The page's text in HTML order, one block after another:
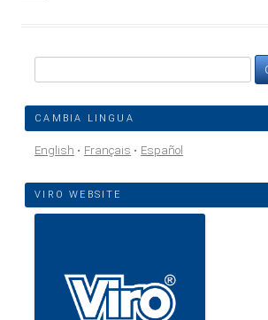
per:
CAMBIA LINGUA
English Français Español
VIRO WEBSITE